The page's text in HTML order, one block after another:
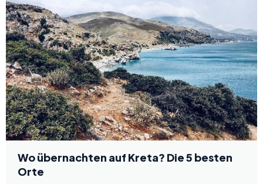
Wo übernachten auf Kreta? Die 5 besten
Orte